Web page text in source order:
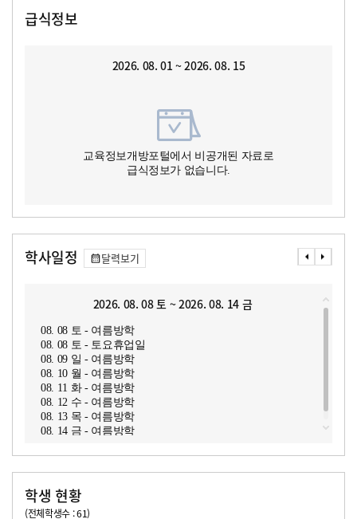
급식정보
2026. 08. 01 ~ 2026. 08. 15
교육정보개방포털에서 비공개된 자료로
급식정보가 없습니다.
학사일정 달력보기
2026. 08. 08 토 ~ 2026. 08. 14 금
08. 08 토 - 여름방학
08. 08 토 - 토요휴업일
08. 09 일 - 여름방학
08. 10 월 - 여름방학
08. 11 화 - 여름방학
08. 12 수 - 여름방학
08. 13 목 - 여름방학
08. 14 금 - 여름방학
학생 현황
(전체학생수 : 61)